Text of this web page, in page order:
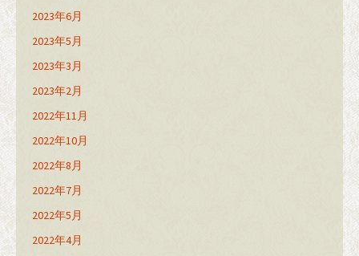
2023年6月
2023年5月
2023年3月
2023年2月
2022年11月
2022年10月
2022年8月
2022年7月
2022年5月
2022年4月